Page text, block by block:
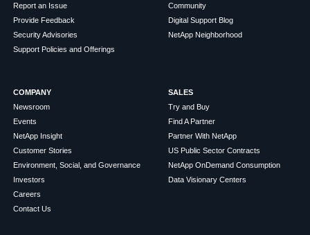
Report an Issue
Provide Feedback
Security Advisories
Support Policies and Offerings
Community
Digital Support Blog
NetApp Neighborhood
COMPANY
Newsroom
Events
NetApp Insight
Customer Stories
Environment, Social, and Governance
Investors
Careers
Contact Us
SALES
Try and Buy
Find A Partner
Partner With NetApp
US Public Sector Contracts
NetApp OnDemand Consumption
Data Visionary Centers